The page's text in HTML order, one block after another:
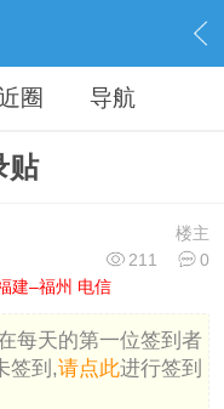
圈 导航
贴
楼主
211
0
建–福州 电信
每天的第一位签到者
签到,请点此进行签到